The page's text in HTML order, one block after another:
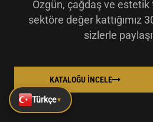
Türkçe▼
Özgün, çağdaş ve estetik
sektöre değer kattığımız
sizlerle
KATALOĞU İNCELE